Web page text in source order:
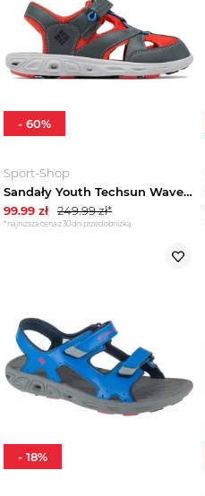
Sport-Shop
Sandały Youth Techsun Wave Jr Columbia Szary
99.99 zł 249.99zł*
*najniższa cena z 30 dni przed obniżką
- 60%
- 18%